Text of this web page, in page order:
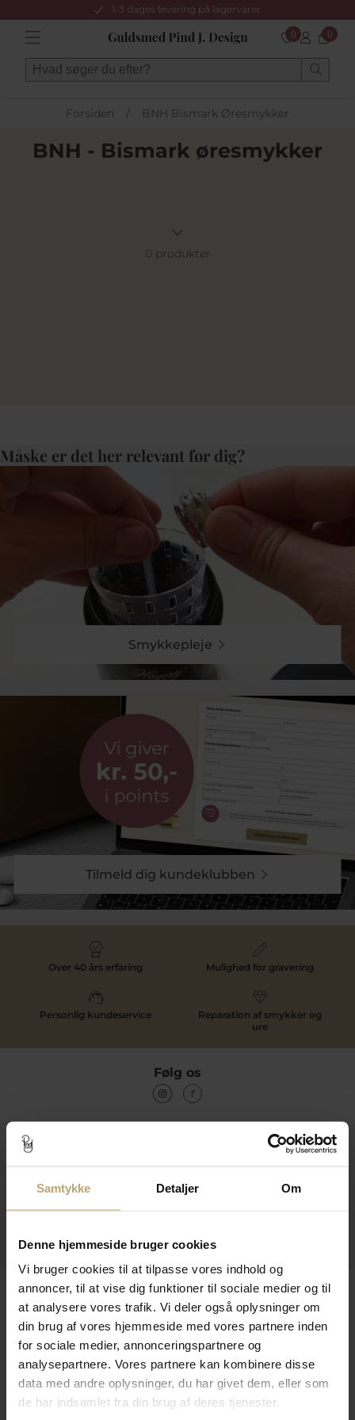
Samtykke Detaljer Om
Denne hjemmeside bruger cookies
Vi bruger cookies til at tilpasse vores indhold og
annoncer, til at vise dig funktioner til sociale medier og til
at analysere vores trafik. Vi deler også oplysninger om
din brug af vores hjemmeside med vores partnere inden
for sociale medier, annonceringspartnere og
analysepartnere. Vores partnere kan kombinere disse
data med andre oplysninger, du har givet dem, eller som
de har indsamlet fra din brug af deres tjenester.
1-3 dages levering på lagervarer
0 0
Forsiden / BNH Bismark Øresmykker
BNH - Bismark øresmykker
0 produkter
Måske er det her relevant for dig?
Smykkepleje
Tilmeld dig kundeklubben
Over 40 års erfaring Mulighed for gravering
Personlig kundeservice
Reparation af smykker og
ure
Følg os
Kontakt
Åbningstider I Butikken
Information
Praktiske Sider
Leveringsmuligheder
Betalingsmuligheder